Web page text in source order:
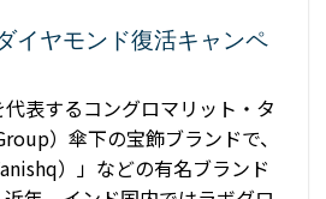
イヤモンド復活キャンペ
表するコングロマリット・タ
）傘下の宝飾ブランドで、
）」などの有名ブランド